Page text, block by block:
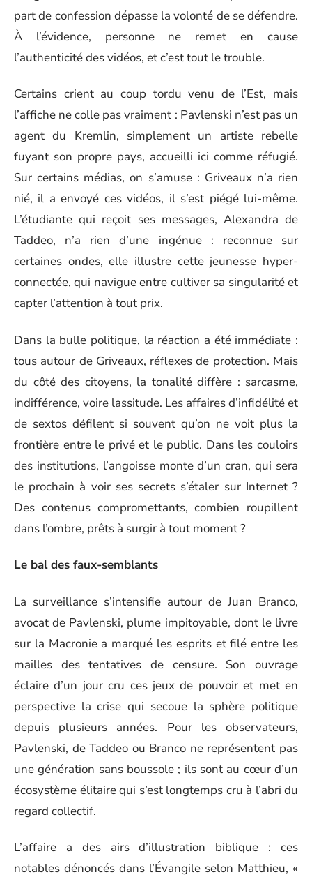
part de confession dépasse la volonté de se défendre.
À l’évidence, personne ne remet en cause
l’authenticité des vidéos, et c’est tout le trouble.
Certains crient au coup tordu venu de l’Est, mais
l’affiche ne colle pas vraiment : Pavlenski n’est pas un
agent du Kremlin, simplement un artiste rebelle
fuyant son propre pays, accueilli ici comme réfugié.
Sur certains médias, on s’amuse : Griveaux n’a rien
nié, il a envoyé ces vidéos, il s’est piégé lui-même.
L’étudiante qui reçoit ses messages, Alexandra de
Taddeo, n’a rien d’une ingénue : reconnue sur
certaines ondes, elle illustre cette jeunesse hyper-
connectée, qui navigue entre cultiver sa singularité et
capter l’attention à tout prix.
Dans la bulle politique, la réaction a été immédiate :
tous autour de Griveaux, réflexes de protection. Mais
du côté des citoyens, la tonalité diffère : sarcasme,
indifférence, voire lassitude. Les affaires d’infidélité et
de sextos défilent si souvent qu’on ne voit plus la
frontière entre le privé et le public. Dans les couloirs
des institutions, l’angoisse monte d’un cran, qui sera
le prochain à voir ses secrets s’étaler sur Internet ?
Des contenus compromettants, combien roupillent
dans l’ombre, prêts à surgir à tout moment ?
Le bal des faux-semblants
La surveillance s’intensifie autour de Juan Branco,
avocat de Pavlenski, plume impitoyable, dont le livre
sur la Macronie a marqué les esprits et filé entre les
mailles des tentatives de censure. Son ouvrage
éclaire d’un jour cru ces jeux de pouvoir et met en
perspective la crise qui secoue la sphère politique
depuis plusieurs années. Pour les observateurs,
Pavlenski, de Taddeo ou Branco ne représentent pas
une génération sans boussole ; ils sont au cœur d’un
écosystème élitaire qui s’est longtemps cru à l’abri du
regard collectif.
L’affaire a des airs d’illustration biblique : ces
notables dénoncés dans l’Évangile selon Matthieu, «